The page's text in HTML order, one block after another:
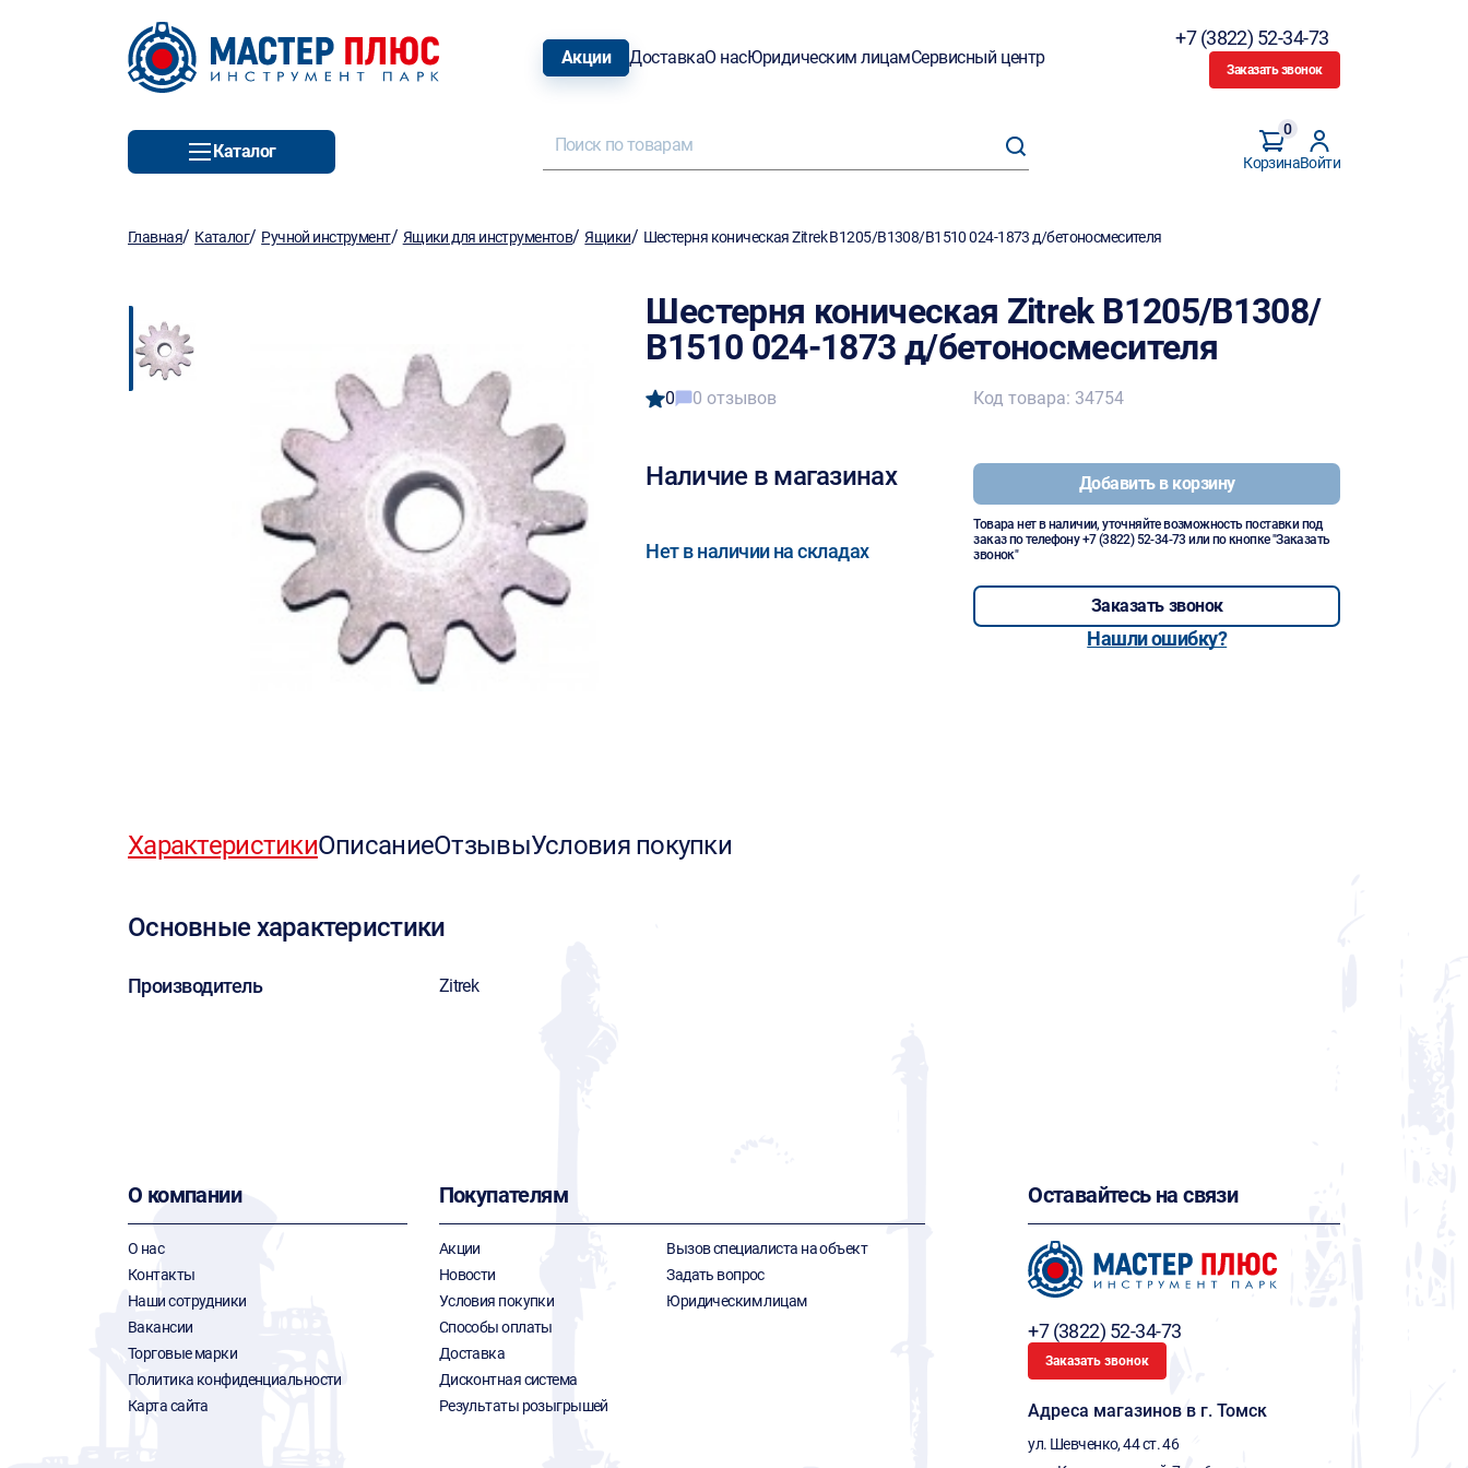
Акции ДоставкаО насЮридическим лицамСервисный центр
+7 (3822) 52-34-73
Заказать звонок
Каталог
Корзина
0
Войти
Главная/ Каталог/ Ручной инструмент/ Ящики для инструментов/Ящики/ Шестерня коническая Zitrek В1205/В1308/В1510 024-1873 д/бетоносмесителя
Шестерня коническая Zitrek В1205/В1308/
В1510 024-1873 д/бетоносмесителя
0 0 отзывов
Наличие в магазинах
Нет в наличии на складах
Код товара: 34754
Добавить в корзину
Товара нет в наличии, уточняйте возможность поставки под
заказ по телефону+7 (3822) 52-34-73 или по кнопке "Заказать
звонок"
Заказать звонок
Нашли ошибку?
ХарактеристикиОписаниеОтзывыУсловия покупки
Основные характеристики
Производитель Zitrek
О компании
О нас
Контакты
Наши сотрудники
Вакансии
Торговые марки
Политика конфиденциальности
Карта сайта
Покупателям
Акции
Новости
Условия покупки
Способы оплаты
Доставка
Дисконтная система
Результаты розыгрышей
Вызов специалиста на объект
Задать вопрос
Юридическим лицам
Оставайтесь на связи
+7 (3822) 52-34-73
Заказать звонок
Адреса магазинов в г. Томск
ул. Шевченко, 44 ст. 46